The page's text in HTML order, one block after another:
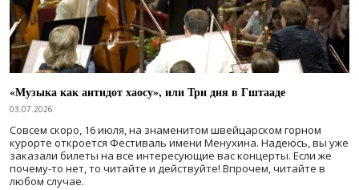
«Музыка как антидот хаосу», или Три дня в Гштааде
03.07.2026
Совсем скоро, 16 июля, на знаменитом швейцарском горном
курорте откроется Фестиваль имени Менухина. Надеюсь, вы уже
заказали билеты на все интересующие вас концерты. Если же
почему-то нет, то читайте и действуйте! Впрочем, читайте в
любом случае.